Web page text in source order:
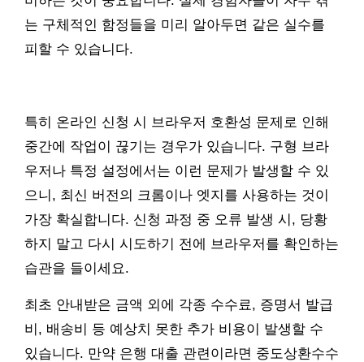
는 구체적인 함정들을 미리 알아두면 같은 실수를
피할 수 있습니다.
특히 온라인 신청 시 브라우저 호환성 문제로 인해
중간에 작업이 끊기는 경우가 있습니다. 구형 브라
우저나 특정 설정에서는 이런 문제가 발생할 수 있
으니, 최신 버전의 크롬이나 엣지를 사용하는 것이
가장 확실합니다. 신청 과정 중 오류 발생 시, 당황
하지 말고 다시 시도하기 전에 브라우저를 확인하는
습관을 들이세요.
최초 안내받은 금액 외에 각종 수수료, 증명서 발급
비, 배송비 등 예상치 못한 추가 비용이 발생할 수
있습니다. 만약 은행 대출 관련이라면 중도상환수수